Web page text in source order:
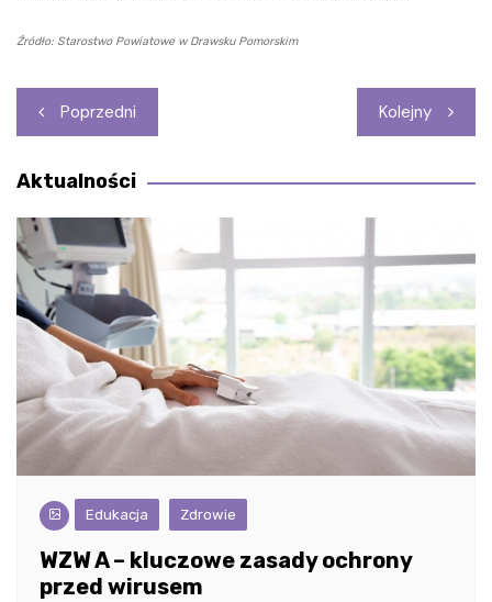
Źródło: Starostwo Powiatowe w Drawsku Pomorskim
Nawigacja
wpisu
Poprzedni Kolejny
Aktualności
Edukacja Zdrowie
WZW A – kluczowe zasady ochrony
przed wirusem